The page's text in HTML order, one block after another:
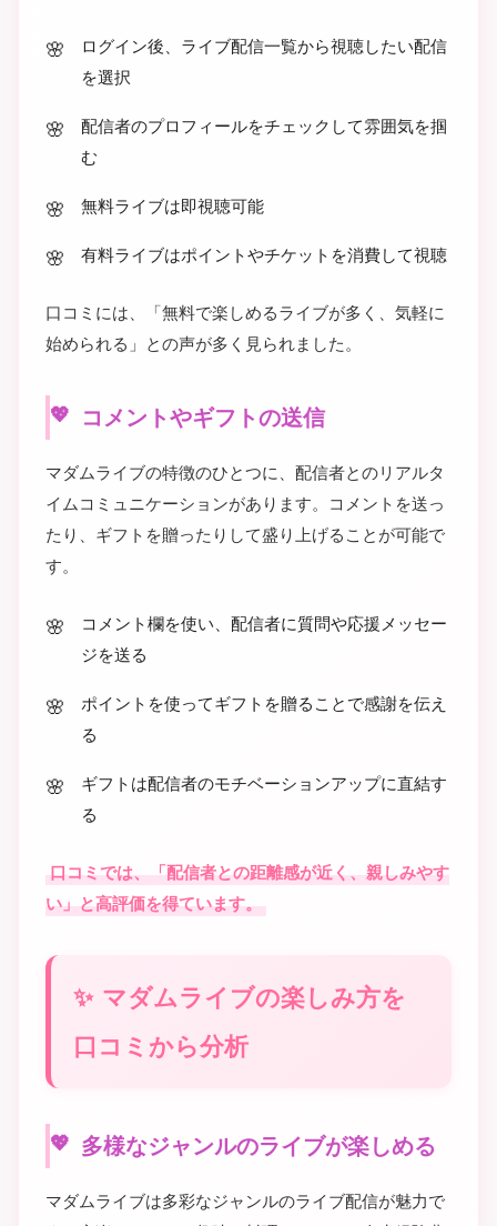
ログイン後、ライブ配信一覧から視聴したい配信
を選択
配信者のプロフィールをチェックして雰囲気を掴
む
無料ライブは即視聴可能
有料ライブはポイントやチケットを消費して視聴
口コミには、「無料で楽しめるライブが多く、気軽に
始められる」との声が多く見られました。
コメントやギフトの送信
マダムライブの特徴のひとつに、配信者とのリアルタ
イムコミュニケーションがあります。コメントを送っ
たり、ギフトを贈ったりして盛り上げることが可能で
す。
コメント欄を使い、配信者に質問や応援メッセー
ジを送る
ポイントを使ってギフトを贈ることで感謝を伝え
る
ギフトは配信者のモチベーションアップに直結す
る
口コミでは、「配信者との距離感が近く、親しみやす
い」と高評価を得ています。
マダムライブの楽しみ方を
口コミから分析
多様なジャンルのライブが楽しめる
マダムライブは多彩なジャンルのライブ配信が魅力で